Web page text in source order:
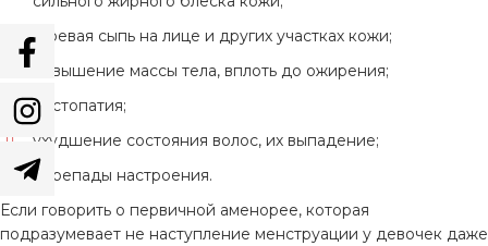
угревая сыпь на лице и других участках кожи;
повышение массы тела, вплоть до ожирения;
мастопатия;
ухудшение состояния волос, их выпадение;
перепады настроения.
Если говорить о первичной аменорее, которая
подразумевает не наступление менструации у девочек даже